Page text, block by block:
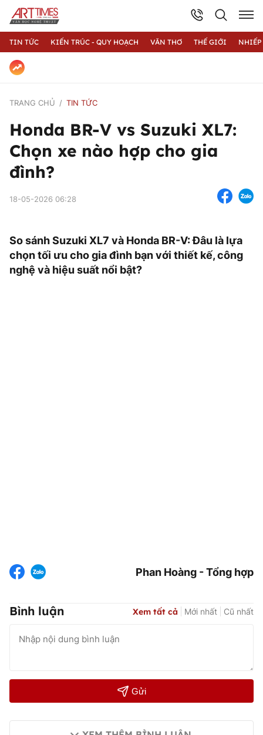
TIN TỨC KIẾN TRÚC - QUY HOẠCH VĂN THƠ THẾ GIỚI
TRANG CHỦ TIN TỨC
Honda BR-V vs Suzuki XL7:
Chọn xe nào hợp cho gia
đình?
18-05-2026 06:28
So sánh Suzuki XL7 và Honda BR-V: Đâu là lựa
chọn tối ưu cho gia đình bạn với thiết kế, công
nghệ và hiệu suất nổi bật?
Phan Hoàng - Tổng hợp
Bình luận Xem tất cả Mới nhất Cũ nhất
Gửi